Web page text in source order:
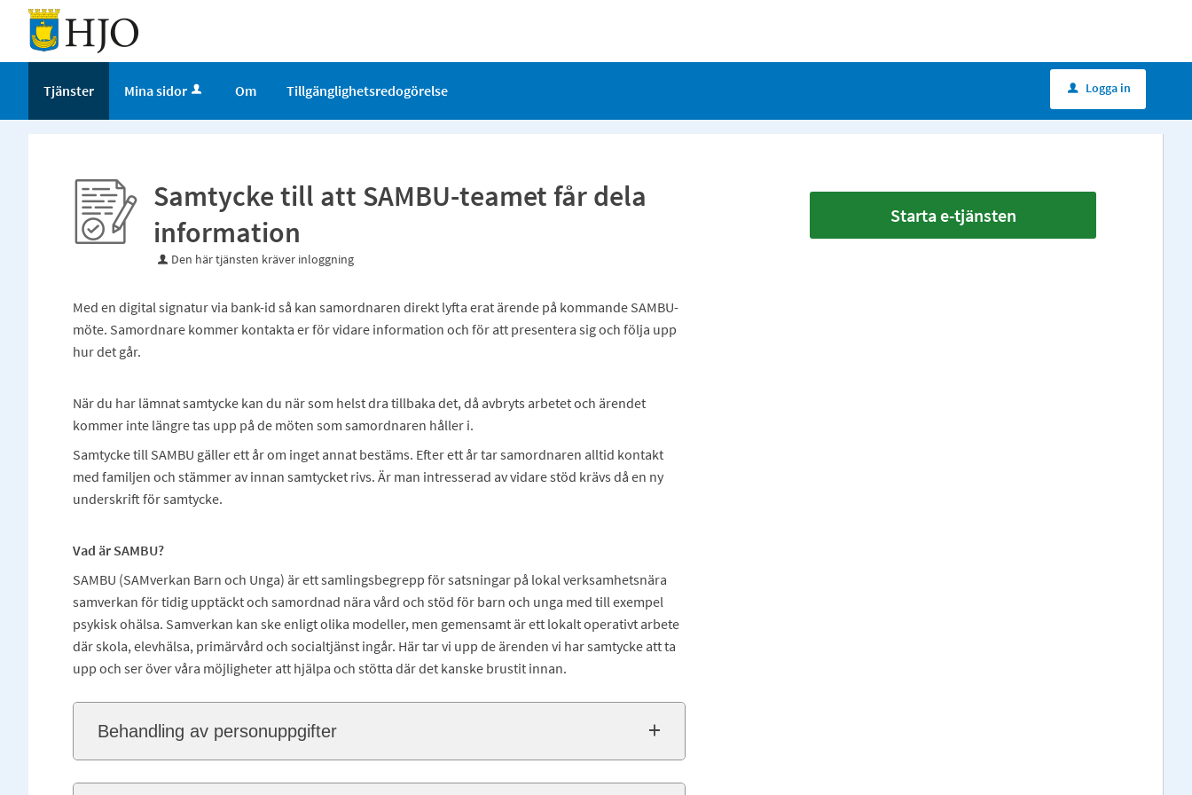
Tjänster Mina sidor Om Tillgänglighetsredogörelse u Logga in
Samtycke till att SAMBU-teamet får dela
information
Den här tjänsten kräver inloggning
Med en digital signatur via bank-id så kan samordnaren direkt lyfta erat ärende på kommande SAMBU-
möte. Samordnare kommer kontakta er för vidare information och för att presentera sig och följa upp
hur det går.
När du har lämnat samtycke kan du när som helst dra tillbaka det, då avbryts arbetet och ärendet
kommer inte längre tas upp på de möten som samordnaren håller i.
Samtycke till SAMBU gäller ett år om inget annat bestäms. Efter ett år tar samordnaren alltid kontakt
med familjen och stämmer av innan samtycket rivs. Är man intresserad av vidare stöd krävs då en ny
underskrift för samtycke.
Vad är SAMBU?
SAMBU (SAMverkan Barn och Unga) är ett samlingsbegrepp för satsningar på lokal verksamhetsnära
samverkan för tidig upptäckt och samordnad nära vård och stöd för barn och unga med till exempel
psykisk ohälsa. Samverkan kan ske enligt olika modeller, men gemensamt är ett lokalt operativt arbete
där skola, elevhälsa, primärvård och socialtjänst ingår. Här tar vi upp de ärenden vi har samtycke att ta
upp och ser över våra möjligheter att hjälpa och stötta där det kanske brustit innan.
Behandling av personuppgifter
Starta e-tjänsten